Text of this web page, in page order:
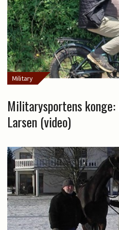
Military
Militarysportens
Larsen (video)